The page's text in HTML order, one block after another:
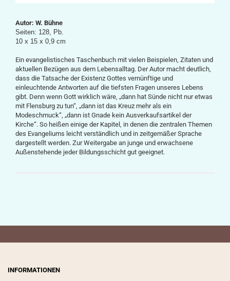
Autor: W. Bühne
Seiten: 128, Pb.
10 x 15 x 0,9 cm
Ein evangelistisches Taschenbuch mit vielen Beispielen, Zitaten und
aktuellen Bezügen aus dem Lebensalltag. Der Autor macht deutlich,
dass die Tatsache der Existenz Gottes vernünftige und
einleuchtende Antworten auf die tiefsten Fragen unseres Lebens
gibt. Denn wenn Gott wirklich wäre, „dann hat Sünde nicht nur etwas
mit Flensburg zu tun“, „dann ist das Kreuz mehr als ein
Modeschmuck“, „dann ist Gnade kein Ausverkaufsartikel der
Kirche“. So heißen einige der Kapitel, in denen die zentralen Themen
des Evangeliums leicht verständlich und in zeitgemäßer Sprache
dargestellt werden. Zur Weitergabe an junge und erwachsene
Außenstehende jeder Bildungsschicht gut geeignet.
INFORMATIONEN